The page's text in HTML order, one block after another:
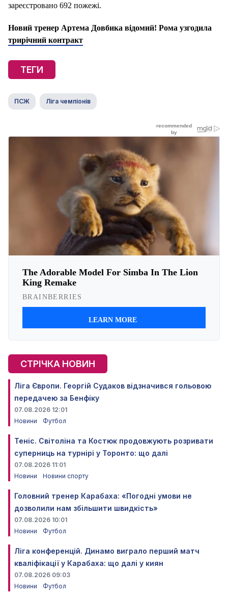
зареєстровано 692 пожежі.
Новий тренер Артема Довбика відомий! Рома узгодила
трирічний контракт
ТЕГИ
ПСЖ Ліга чемпіонів
СТРІЧКА НОВИН
Ліга Європи. Георгій Судаков відзначився гольовою
передачею за Бенфіку
07.08.2026 12:01
Новини
Футбол
Теніс. Світоліна та Костюк продовжують розривати
суперниць на турнірі у Торонто: що далі
07.08.2026 11:01
Новини
Новини спорту
Головний тренер Карабаха: «Погодні умови не
дозволили нам збільшити швидкість»
07.08.2026 10:01
Новини
Футбол
Ліга конференцій. Динамо виграло перший матч
кваліфікації у Карабаха: що далі у киян
07.08.2026 09:03
Новини
Футбол